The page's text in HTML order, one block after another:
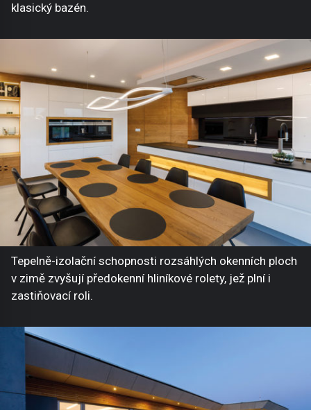
klasický bazén.
Tepelně-izolační schopnosti rozsáhlých okenních ploch
v zimě zvyšují předokenní hliníkové rolety, jež plní i
zastiňovací roli.